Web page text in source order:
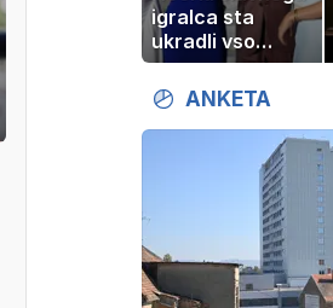
igralca sta
ukradli vso
pozornost
ANKETA